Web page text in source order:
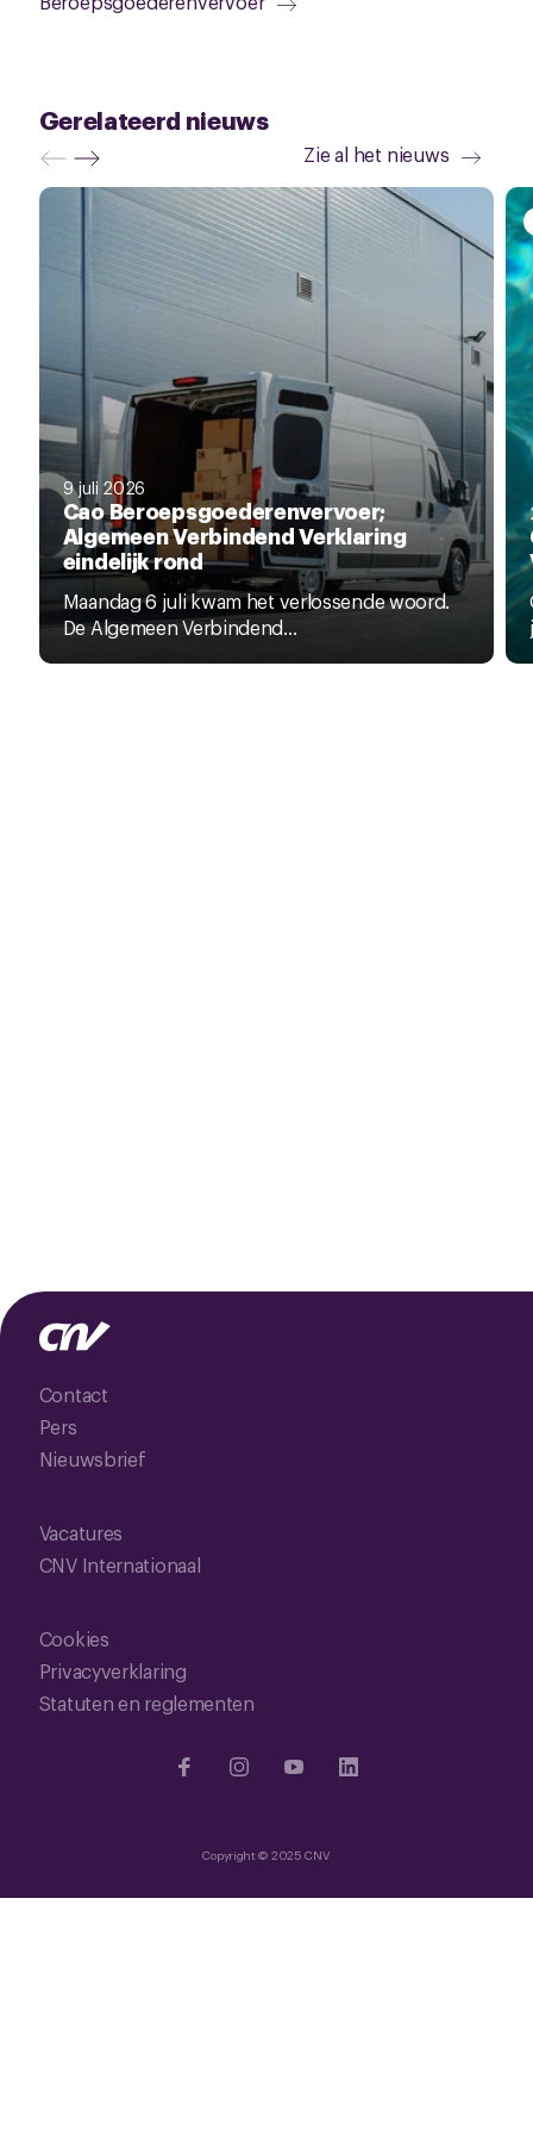
Gerelateerd nieuws
Zie al het nieuws
9 juli 2026
Cao Beroepsgoederenvervoer;
Algemeen Verbindend Verklaring
eindelijk rond
Maandag 6 juli kwam het verlossende woord.
De Algemeen Verbindend...
Contact
Pers
Nieuwsbrief
Vacatures
CNV Internationaal
Cookies
Privacyverklaring
Statuten en reglementen
Copyright © 2025 CNV